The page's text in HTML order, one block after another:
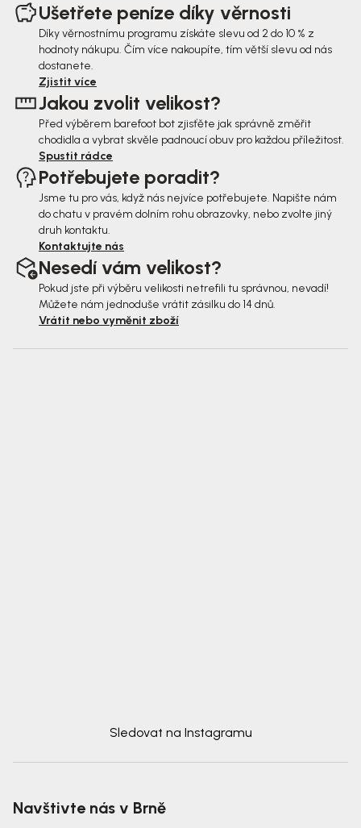
Ušetřete peníze díky věrnosti
Díky věrnostnímu programu získáte slevu od 2 do 10 % z
hodnoty nákupu. Čím více nakoupíte, tím větší slevu od nás
dostanete.
Zjistit více
Jakou zvolit velikost?
Před výběrem barefoot bot zjisťěte jak správně změřit
chodidla a vybrat skvěle padnoucí obuv pro každou příležitost.
Spustit rádce
Potřebujete poradit?
Jsme tu pro vás, když nás nejvíce potřebujete. Napište nám
do chatu v pravém dolním rohu obrazovky, nebo zvolte jiný
druh kontaktu.
Kontaktujte nás
Nesedí vám velikost?
Pokud jste při výběru velikosti netrefili tu správnou, nevadí!
Můžete nám jednoduše vrátit zásilku do 14 dnů.
Vrátit nebo vyměnit zboží
Sledovat na Instagramu
Navštivte nás v Brně